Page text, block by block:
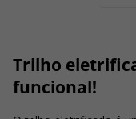
Trilho
funcional!